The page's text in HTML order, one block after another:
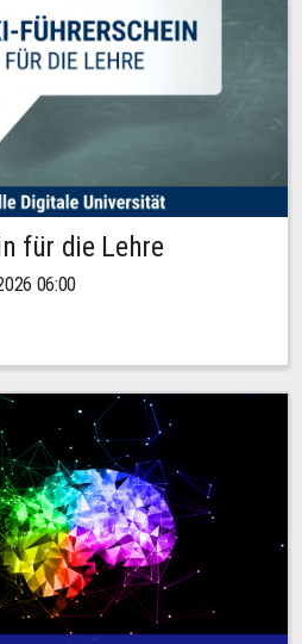
für die Lehre
06:00